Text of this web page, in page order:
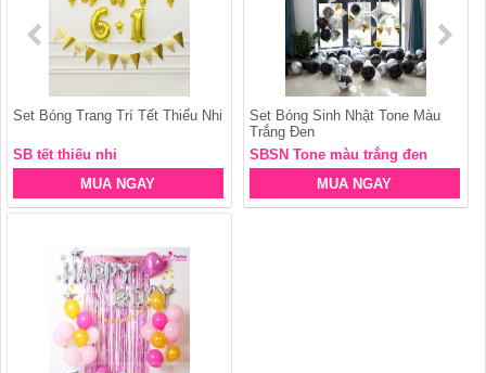
Set Bóng Trang Trí Tết Thiếu Nhi
SB tết thiếu nhi
MUA NGAY
Set Bóng Sinh Nhật Tone Màu
Trắng Đen
SBSN Tone màu trắng đen
MUA NGAY